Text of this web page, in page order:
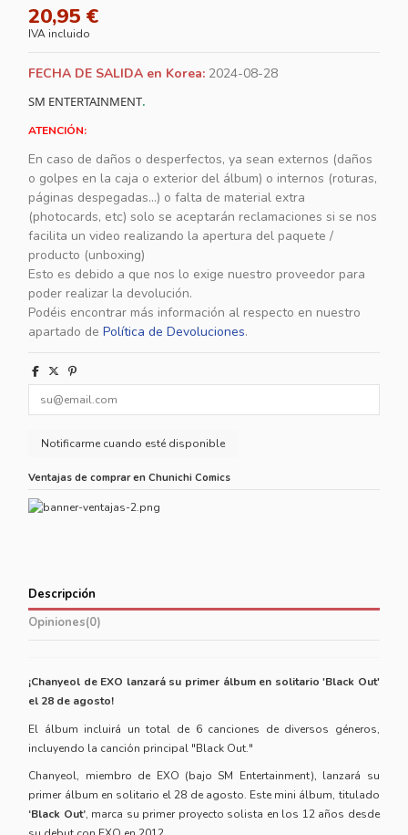
20,95 €
IVA incluido
FECHA DE SALIDA en Korea: 2024-08-28
SM ENTERTAINMENT.
ATENCIÓN:
En caso de daños o desperfectos, ya sean externos (daños
o golpes en la caja o exterior del álbum) o internos (roturas,
páginas despegadas...) o falta de material extra
(photocards, etc) solo se aceptarán reclamaciones si se nos
facilita un video realizando la apertura del paquete /
producto (unboxing)
Esto es debido a que nos lo exige nuestro proveedor para
poder realizar la devolución.
Podéis encontrar más información al respecto en nuestro
apartado de Política de Devoluciones.
Ventajas de comprar en Chunichi Comics
Descripción
Opiniones(0)
¡Chanyeol de EXO lanzará su primer álbum en solitario 'Black Out'
el 28 de agosto!
El álbum incluirá un total de 6 canciones de diversos géneros,
incluyendo la canción principal "Black Out."
Chanyeol, miembro de EXO (bajo SM Entertainment), lanzará su
primer álbum en solitario el 28 de agosto. Este mini álbum, titulado
‘Black Out’, marca su primer proyecto solista en los 12 años desde